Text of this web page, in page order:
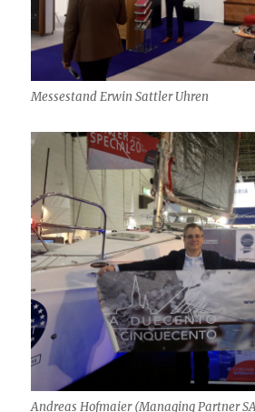
Messestand Erwin Sattler Uhren
Andreas Hofmaier (Managing Partner